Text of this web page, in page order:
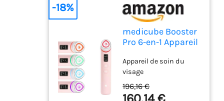
medicube Booster
Pro 6-en-1 Appareil
Verre Rose
Appareil de soin du
visage
196,16 €
-18%